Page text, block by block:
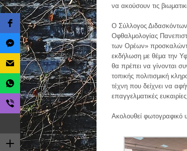
να ακούσουν τις
Ο Σύλλογος
Οφθαλμολογίας
των Ορέων»
εκδήλωση με θέμα την
θα πρέπει να γίνονται
τοπικής πολιτισμική
τέχνη που δείχνει να
επαγγελματικές
Ακολουθεί φωτογραφικό